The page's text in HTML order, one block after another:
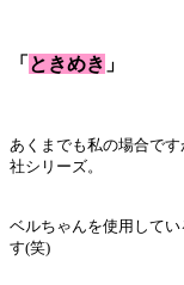
「 ときめき 」
あくまでも私の場合で
社シリーズ。
ベルちゃんを使用して
す(笑)